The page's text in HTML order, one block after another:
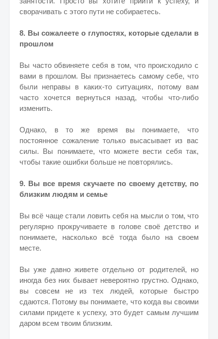
сворачивать с этого пути не собираетесь.
8. Вы сожалеете о глупостях, которые сделали в
прошлом
Вы часто обвиняете себя в том, что происходило с
вами в прошлом. Вы признаетесь самому себе, что
были неправы в каких-то ситуациях, потому вам
часто хочется вернуться назад, чтобы что-либо
изменить.
Однако, в то же время вы понимаете, что
постоянное сожаление только высасывает из вас
силы. Вы понимаете, что можете вести себя так,
чтобы такие ошибки больше не повторялись.
9. Вы все время скучаете по своему детству, по
близким людям и семье
Вы всё чаще стали ловить себя на мысли о том, что
регулярно прокручиваете в голове своё детство и
понимаете, насколько всё тогда было на своем
месте.
Вы уже давно живете отдельно от родителей, но
иногда без них бывает невероятно грустно. Однако,
вы совсем не из тех людей, которые быстро
сдаются. Потому вы понимаете, что когда вы своими
силами придете к успеху, это будет самым лучшим
даром всем твоим близким.